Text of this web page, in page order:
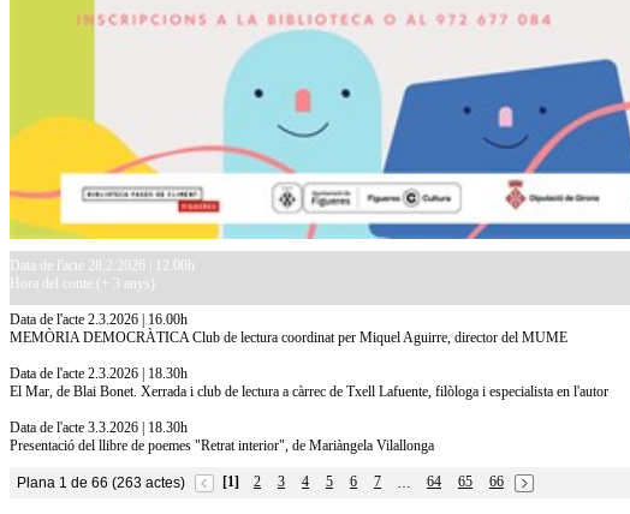
Data de l'acte 28.2.2026 | 12.00h
Hora del conte (+ 3 anys)
Data de l'acte 2.3.2026 | 16.00h
MEMÒRIA DEMOCRÀTICA Club de lectura coordinat per Miquel Aguirre, director del MUME
Data de l'acte 2.3.2026 | 18.30h
El Mar, de Blai Bonet. Xerrada i club de lectura a càrrec de Txell Lafuente, filòloga i especialista en l'autor
Data de l'acte 3.3.2026 | 18.30h
Presentació del llibre de poemes "Retrat interior", de Mariàngela Vilallonga
Plana 1 de 66 (263 actes) [1] 2 3 4 5 6 7 … 64 65
66